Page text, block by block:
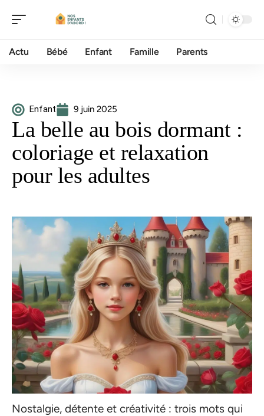
Actu Bébé Enfant Famille Parents
Enfant 9 juin 2025
La belle au bois dormant :
coloriage et relaxation
pour les adultes
Nostalgie, détente et créativité : trois mots qui